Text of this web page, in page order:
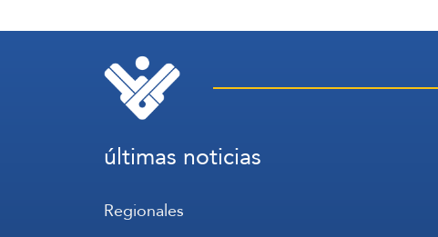
últimas noticias
Regionales